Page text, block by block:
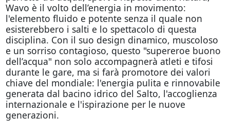
Wavo è il volto dell’energia in movimento:
l'elemento fluido e potente senza il quale non
esisterebbero i salti e lo spettacolo di questa
disciplina. Con il suo design dinamico, muscoloso
e un sorriso contagioso, questo "supereroe buono
dell’acqua" non solo accompagnerà atleti e tifosi
durante le gare, ma si farà promotore dei valori
chiave del mondiale: l'energia pulita e rinnovabile
generata dal bacino idrico del Salto, l'accoglienza
internazionale e l'ispirazione per le nuove
generazioni.